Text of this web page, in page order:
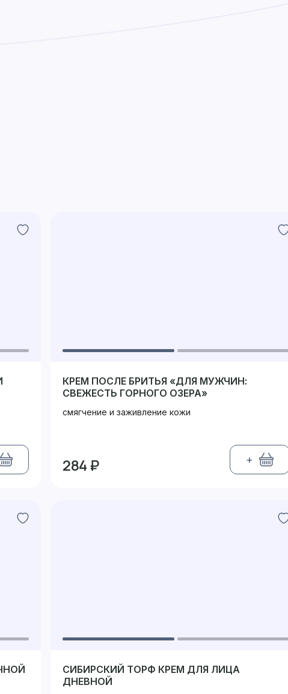
КРЕМ ПОСЛЕ БРИТЬЯ «ДЛЯ МУЖЧИН:
СВЕЖЕСТЬ ГОРНОГО ОЗЕРА»
смягчение и заживление кожи
284 ₽ +
СИБИРСКИЙ ТОРФ КРЕМ ДЛЯ ЛИЦА
ДНЕВНОЙ